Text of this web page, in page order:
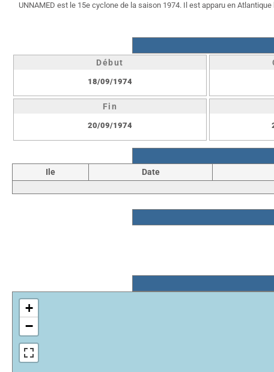
UNNAMED est le 15e cyclone de la saison 1974. Il est apparu en
Début
18/09/1974
Fin
20/09/1974
Ile Date
+
−